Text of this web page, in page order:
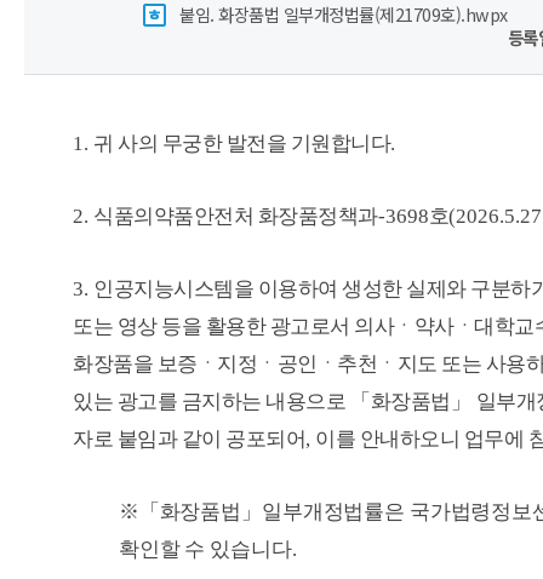
붙임. 화장품법 일부개정법률(제21709호).hwpx
등록
1. 귀 사의 무궁한 발전을 기원합니다.
2. 식품의약품안전처 화장품정책과-3698호
3. 인공지능시스템을 이용하여 생성한 실제와 구분하
또는 영상 등을 활용한 광고로서 의사ㆍ약사ㆍ대학교
화장품을 보증ㆍ지정ㆍ공인ㆍ추천ㆍ지도 또는 사용
있는 광고를 금지하는 내용으로
「 화장품법 」 일부개
자로 붙임과 같이 공포되어, 이를 안내하오니 업무에
※「 화장품법 」 일부개정법률은 국가법령정보
확인할 수 있습니다.